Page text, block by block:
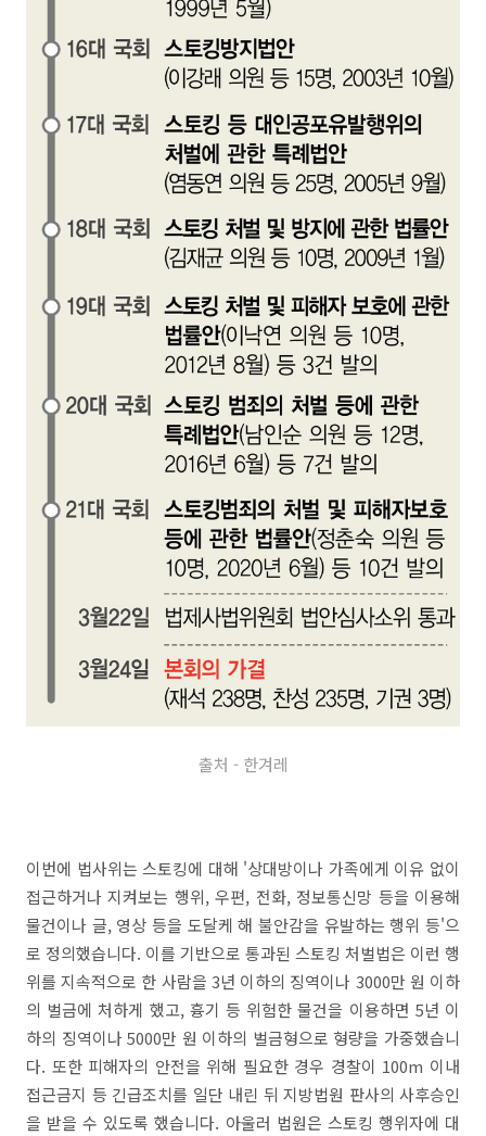
출처 - 한겨레
이번에 법사위는 스토킹에 대해 '상대방이나 가족에게 이유 없이
접근하거나 지켜보는 행위, 우편, 전화, 정보통신망 등을 이용해
물건이나 글, 영상 등을 도달케 해 불안감을 유발하는 행위 등'으
로 정의했습니다. 이를 기반으로 통과된 스토킹 처벌법은 이런 행
위를 지속적으로 한 사람을 3년 이하의 징역이나 3000만 원 이하
의 벌금에 처하게 했고, 흉기 등 위험한 물건을 이용하면 5년 이
하의 징역이나 5000만 원 이하의 벌금형으로 형량을 가중했습니
다. 또한 피해자의 안전을 위해 필요한 경우 경찰이 100m 이내
접근금지 등 긴급조치를 일단 내린 뒤 지방법원 판사의 사후승인
을 받을 수 있도록 했습니다. 아울러 법원은 스토킹 행위자에 대